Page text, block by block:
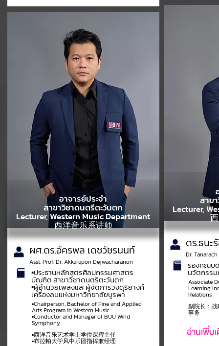
อาจารย์ประจำ
สาขาวิชาดนตรีตะวันตก
Lecturer, Western Music Department
西洋音乐系讲师
ผศ.ดร.อัครพล เดชวัชรนนท์
Asst. Prof. Dr. Akkarapon Dejwacharanon
▪️ประธานหลักสูตรศิลปกรรมศาสตร
บัณฑิต สาขาวิชาดนตรีตะวันตก
▪️ผู้อำนวยเพลงและผู้จัดการวงดุริยางค์
เครื่องลมแห่งมหาวิทยาลัยบูรพา
▪️Chairperson, Bachelor of Fine and Applied
Arts Program in Western Music
▪️Conductor and Manager of BUU Wind
Symphony
▪️西洋音乐艺术学士学位课程主任
▪️布拉帕大学风中乐团指挥兼经理
สาข
Lecturer,
ดร.ธนะ
Dr.
รองคณบ
นวัตกรรม
Associate
Learning
Relations
副院长：
事务
อ่านเพิ่ม